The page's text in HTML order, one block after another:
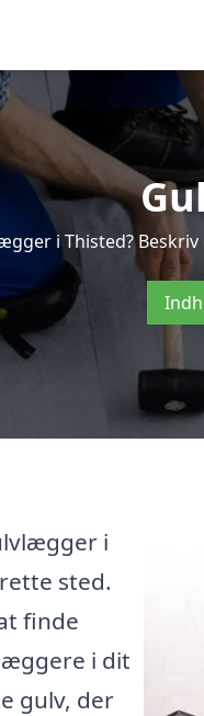
i Thisted?
i
sted.
finde
i dit
gulv, der